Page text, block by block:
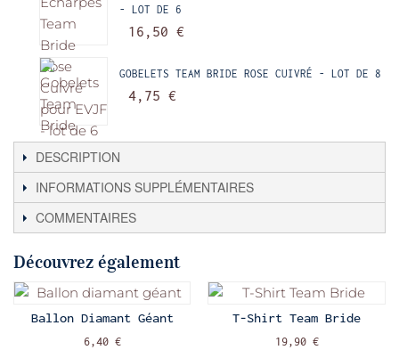
- LOT DE 6
16,50 €
GOBELETS TEAM BRIDE ROSE CUIVRÉ - LOT DE 8
4,75 €
DESCRIPTION
INFORMATIONS SUPPLÉMENTAIRES
COMMENTAIRES
Découvrez également
Ballon Diamant Géant
6,40 €
T-Shirt Team Bride
19,90 €